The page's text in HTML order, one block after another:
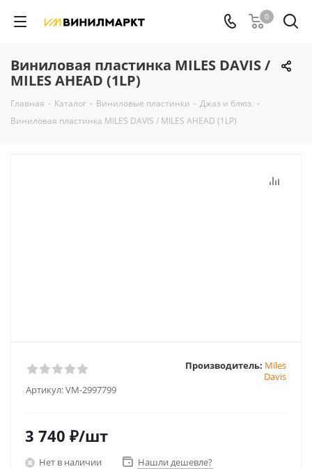
0
Виниловая пластинка MILES DAVIS /
MILES AHEAD (1LP)
Главная - Каталог - Виниловые пластинки - Джаз и блюз. -
Виниловая пластинка MILES DAVIS / MILES AHEAD (1LP)
Артикул:VM-2997799
Производитель: Miles
Davis
3 740 ₽/шт
Нет в наличии Нашли дешевле?